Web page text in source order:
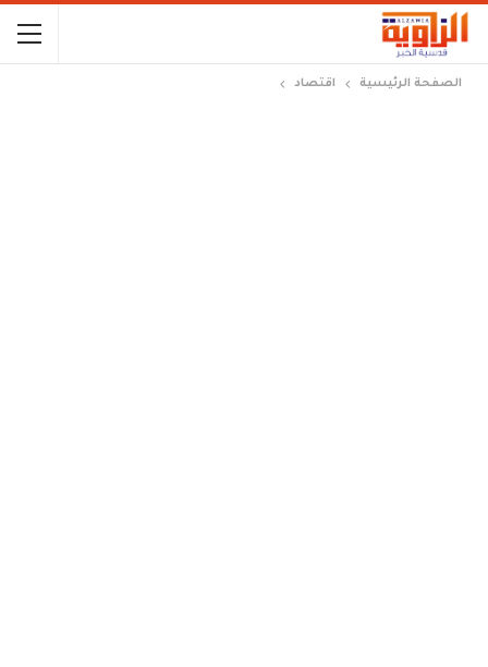
الصفحة الرئيسية اقتصاد